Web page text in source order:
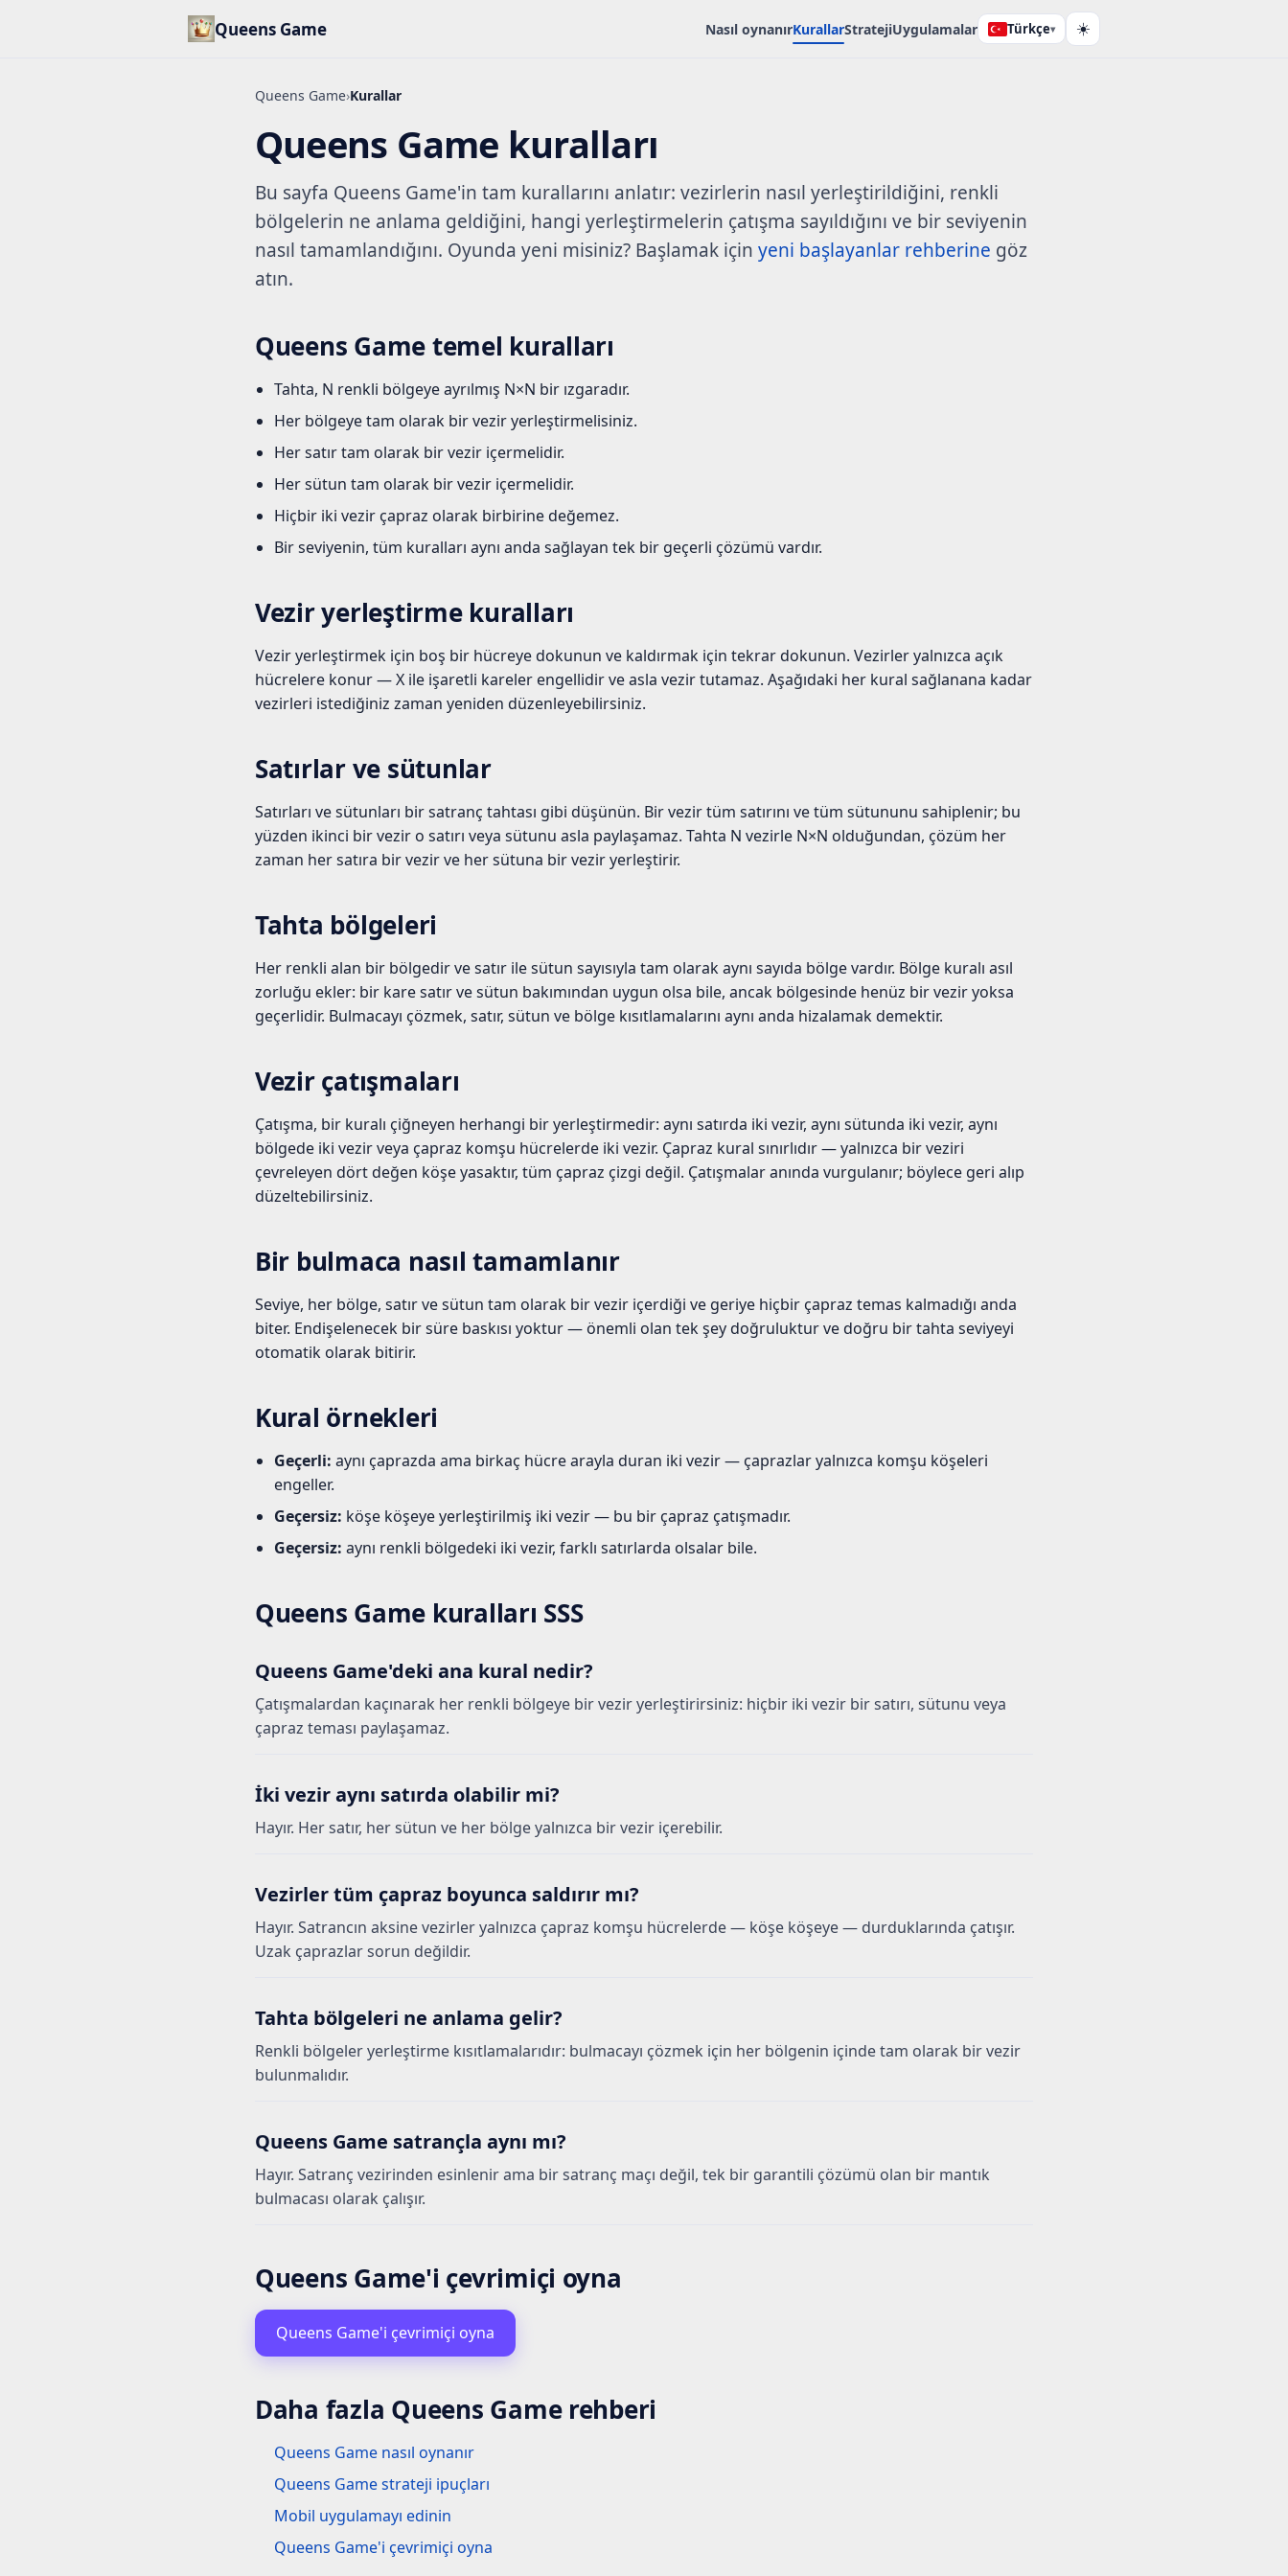
Queens Game Nasıl oynanırKurallarStratejiUygulamalar Türkçe▾ ☀️
Queens Game›Kurallar
Queens Game kuralları
Bu sayfa Queens Game'in tam kurallarını anlatır: vezirlerin nasıl yerleştirildiğini, renkli
bölgelerin ne anlama geldiğini, hangi yerleştirmelerin çatışma sayıldığını ve bir seviyenin
nasıl tamamlandığını. Oyunda yeni misiniz? Başlamak için yeni başlayanlar rehberine göz
atın.
Queens Game temel kuralları
Tahta, N renkli bölgeye ayrılmış N×N bir ızgaradır.
Her bölgeye tam olarak bir vezir yerleştirmelisiniz.
Her satır tam olarak bir vezir içermelidir.
Her sütun tam olarak bir vezir içermelidir.
Hiçbir iki vezir çapraz olarak birbirine değemez.
Bir seviyenin, tüm kuralları aynı anda sağlayan tek bir geçerli çözümü vardır.
Vezir yerleştirme kuralları
Vezir yerleştirmek için boş bir hücreye dokunun ve kaldırmak için tekrar dokunun. Vezirler yalnızca açık
hücrelere konur — X ile işaretli kareler engellidir ve asla vezir tutamaz. Aşağıdaki her kural sağlanana kadar
vezirleri istediğiniz zaman yeniden düzenleyebilirsiniz.
Satırlar ve sütunlar
Satırları ve sütunları bir satranç tahtası gibi düşünün. Bir vezir tüm satırını ve tüm sütununu sahiplenir; bu
yüzden ikinci bir vezir o satırı veya sütunu asla paylaşamaz. Tahta N vezirle N×N olduğundan, çözüm her
zaman her satıra bir vezir ve her sütuna bir vezir yerleştirir.
Tahta bölgeleri
Her renkli alan bir bölgedir ve satır ile sütun sayısıyla tam olarak aynı sayıda bölge vardır. Bölge kuralı asıl
zorluğu ekler: bir kare satır ve sütun bakımından uygun olsa bile, ancak bölgesinde henüz bir vezir yoksa
geçerlidir. Bulmacayı çözmek, satır, sütun ve bölge kısıtlamalarını aynı anda hizalamak demektir.
Vezir çatışmaları
Çatışma, bir kuralı çiğneyen herhangi bir yerleştirmedir: aynı satırda iki vezir, aynı sütunda iki vezir, aynı
bölgede iki vezir veya çapraz komşu hücrelerde iki vezir. Çapraz kural sınırlıdır — yalnızca bir veziri
çevreleyen dört değen köşe yasaktır, tüm çapraz çizgi değil. Çatışmalar anında vurgulanır; böylece geri alıp
düzeltebilirsiniz.
Bir bulmaca nasıl tamamlanır
Seviye, her bölge, satır ve sütun tam olarak bir vezir içerdiği ve geriye hiçbir çapraz temas kalmadığı anda
biter. Endişelenecek bir süre baskısı yoktur — önemli olan tek şey doğruluktur ve doğru bir tahta seviyeyi
otomatik olarak bitirir.
Kural örnekleri
Geçerli: aynı çaprazda ama birkaç hücre arayla duran iki vezir — çaprazlar yalnızca komşu köşeleri
engeller.
Geçersiz: köşe köşeye yerleştirilmiş iki vezir — bu bir çapraz çatışmadır.
Geçersiz: aynı renkli bölgedeki iki vezir, farklı satırlarda olsalar bile.
Queens Game kuralları SSS
Queens Game'deki ana kural nedir?
Çatışmalardan kaçınarak her renkli bölgeye bir vezir yerleştirirsiniz: hiçbir iki vezir bir satırı, sütunu veya
çapraz teması paylaşamaz.
İki vezir aynı satırda olabilir mi?
Hayır. Her satır, her sütun ve her bölge yalnızca bir vezir içerebilir.
Vezirler tüm çapraz boyunca saldırır mı?
Hayır. Satrancın aksine vezirler yalnızca çapraz komşu hücrelerde — köşe köşeye — durduklarında çatışır.
Uzak çaprazlar sorun değildir.
Tahta bölgeleri ne anlama gelir?
Renkli bölgeler yerleştirme kısıtlamalarıdır: bulmacayı çözmek için her bölgenin içinde tam olarak bir vezir
bulunmalıdır.
Queens Game satrançla aynı mı?
Hayır. Satranç vezirinden esinlenir ama bir satranç maçı değil, tek bir garantili çözümü olan bir mantık
bulmacası olarak çalışır.
Queens Game'i çevrimiçi oyna
Queens Game'i çevrimiçi oyna
Daha fazla Queens Game rehberi
Queens Game nasıl oynanır
Queens Game strateji ipuçları
Mobil uygulamayı edinin
Queens Game'i çevrimiçi oyna